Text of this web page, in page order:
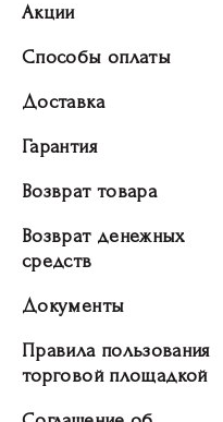
Акции
Способы оплаты
Доставка
Гарантия
Возврат товара
Возврат денежных
средств
Документы
Правила пользования
торговой площадкой